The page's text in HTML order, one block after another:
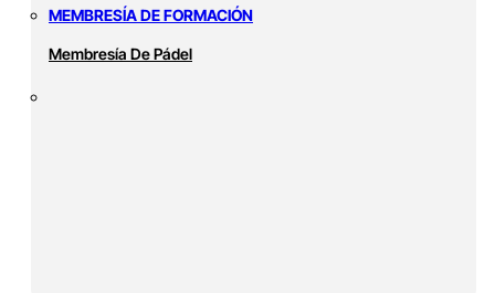
MEMBRESÍA DE FORMACIÓN
Membresía De Pádel